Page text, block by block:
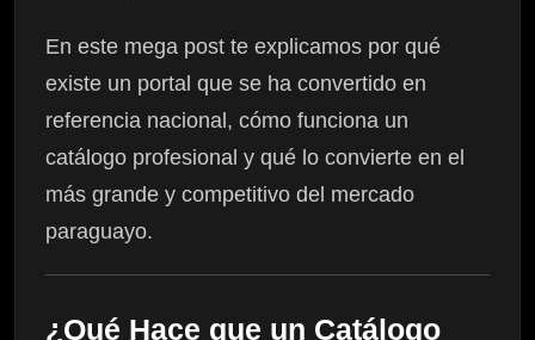
En este mega post te explicamos por qué
existe un portal que se ha convertido en
referencia nacional, cómo funciona un
catálogo profesional y qué lo convierte en el
más grande y competitivo del mercado
paraguayo.
¿Qué Hace que un Catálogo